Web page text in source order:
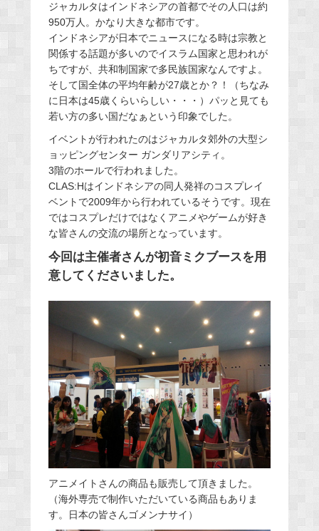
ジャカルタはインドネシアの首都でその人口は約
950万人。かなり大きな都市です。
インドネシアが日本でニュースになる時は宗教と
関係する話題が多いのでイスラム国家と思われが
ちですが、共和制国家で多民族国家なんですよ。
そして国全体の平均年齢が27歳とか？！（ちなみ
に日本は45歳くらいらしい・・・）パッと見ても
若い方の多い国だなぁという印象でした。
イベントが行われたのはジャカルタ郊外の大型シ
ョッピングセンター ガンダリアシティ。
3階のホールで行われました。
CLAS:Hはインドネシアの同人発祥のコスプレイ
ベントで2009年から行われているそうです。現在
ではコスプレだけではなくアニメやゲームが好き
な皆さんの交流の場所となっています。
今回は主催者さんが初音ミクブースを用
意してくださいました。
アニメイトさんの商品も販売して頂きました。
（海外専売で制作いただいている商品もありま
す。日本の皆さんゴメンナサイ）